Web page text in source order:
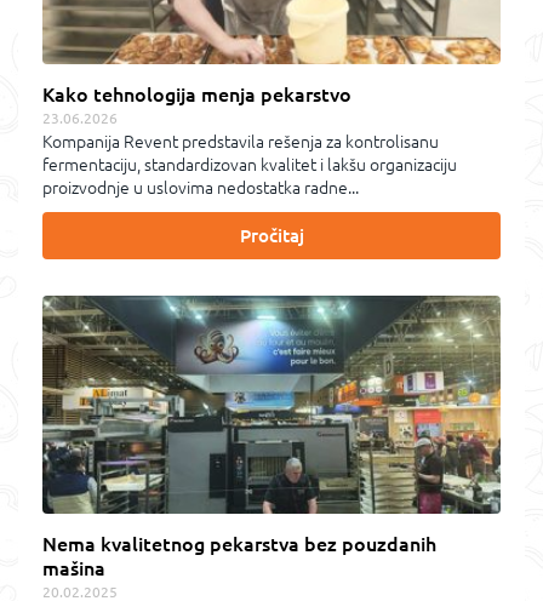
Kako tehnologija menja pekarstvo
23.06.2026
Kompanija Revent predstavila rešenja za kontrolisanu
fermentaciju, standardizovan kvalitet i lakšu organizaciju
proizvodnje u uslovima nedostatka radne...
Pročitaj
Nema kvalitetnog pekarstva bez pouzdanih
mašina
20.02.2025